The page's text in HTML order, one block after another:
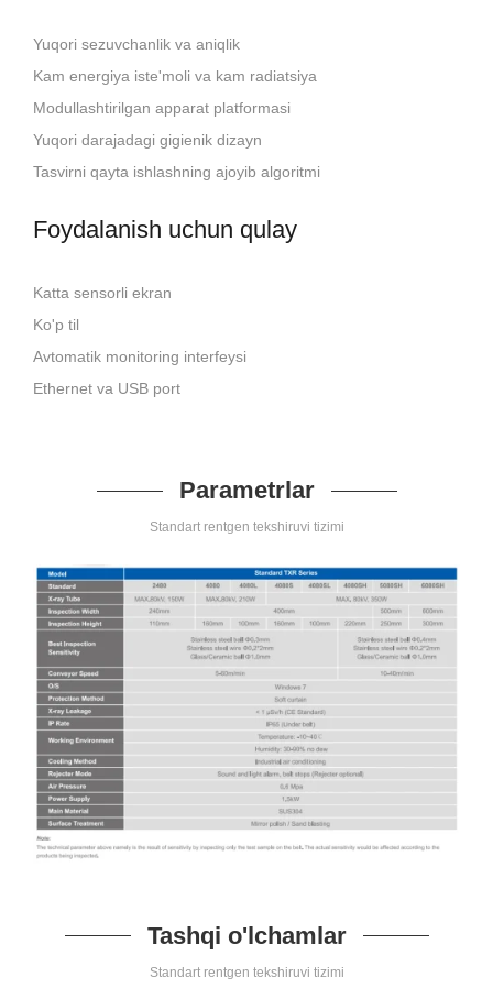
Yuqori sezuvchanlik va aniqlik
Kam energiya iste'moli va kam radiatsiya
Modullashtirilgan apparat platformasi
Yuqori darajadagi gigienik dizayn
Tasvirni qayta ishlashning ajoyib algoritmi
Foydalanish uchun qulay
Katta sensorli ekran
Ko'p til
Avtomatik monitoring interfeysi
Ethernet va USB port
Parametrlar
Standart rentgen tekshiruvi tizimi
Tashqi o'lchamlar
Standart rentgen tekshiruvi tizimi